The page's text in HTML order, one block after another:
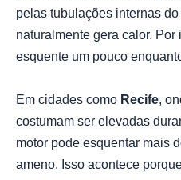
pelas tubulações internas
naturalmente gera calor.
esquente um pouco
Em cidades como Recife ,
costumam ser elevadas
motor pode esquentar mais
ameno. Isso acontece